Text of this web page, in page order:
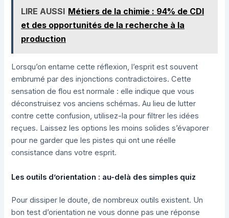
LIRE AUSSI Métiers de la chimie : 94% de CDI
et des opportunités de la recherche à la
production
Lorsqu’on entame cette réflexion, l’esprit est souvent
embrumé par des injonctions contradictoires. Cette
sensation de flou est normale : elle indique que vous
déconstruisez vos anciens schémas. Au lieu de lutter
contre cette confusion, utilisez-la pour filtrer les idées
reçues. Laissez les options les moins solides s’évaporer
pour ne garder que les pistes qui ont une réelle
consistance dans votre esprit.
Les outils d’orientation : au-delà des simples quiz
Pour dissiper le doute, de nombreux outils existent. Un
bon test d’orientation ne vous donne pas une réponse